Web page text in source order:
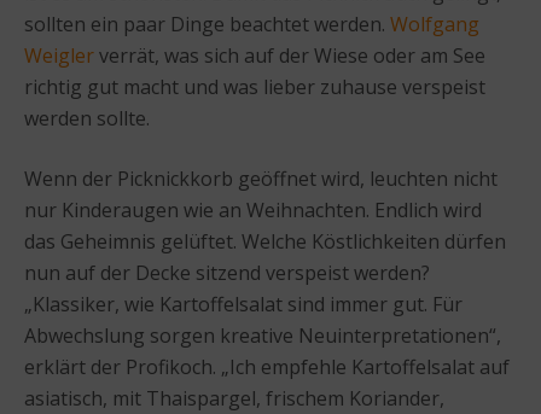
sollten ein paar Dinge beachtet werden. Wolfgang
Weiglerverrät, was sich auf der Wiese oder am See
richtig gut macht und was lieber zuhause verspeist
werden sollte.
Wenn der Picknickkorb geöffnet wird, leuchten nicht
nur Kinderaugen wie an Weihnachten. Endlich wird
das Geheimnis gelüftet. Welche Köstlichkeiten dürfen
nun auf der Decke sitzend verspeist werden?
„Klassiker, wie Kartoffelsalat sind immer gut. Für
Abwechslung sorgen kreative Neuinterpretationen“,
erklärt der Profikoch. „Ich empfehle Kartoffelsalat auf
asiatisch, mit Thaispargel, frischem Koriander,